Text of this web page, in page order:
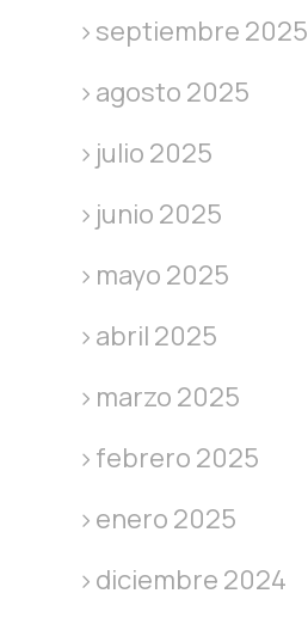
septiembre 2025
agosto 2025
julio 2025
junio 2025
mayo 2025
abril 2025
marzo 2025
febrero 2025
enero 2025
diciembre 2024